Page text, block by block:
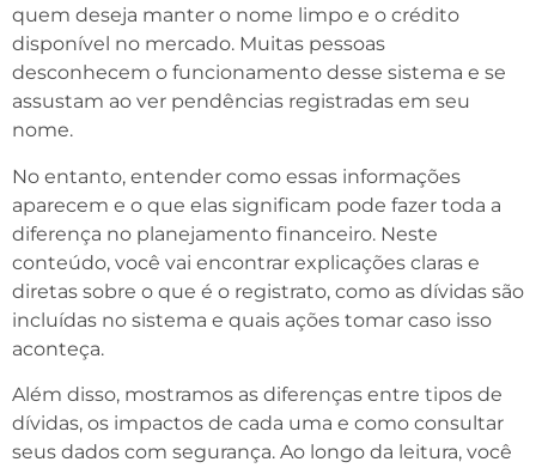
quem deseja manter o nome limpo e o crédito
disponível no mercado. Muitas pessoas
desconhecem o funcionamento desse sistema e se
assustam ao ver pendências registradas em seu
nome.
No entanto, entender como essas informações
aparecem e o que elas significam pode fazer toda a
diferença no planejamento financeiro. Neste
conteúdo, você vai encontrar explicações claras e
diretas sobre o que é o registrato, como as dívidas são
incluídas no sistema e quais ações tomar caso isso
aconteça.
Além disso, mostramos as diferenças entre tipos de
dívidas, os impactos de cada uma e como consultar
seus dados com segurança. Ao longo da leitura, você